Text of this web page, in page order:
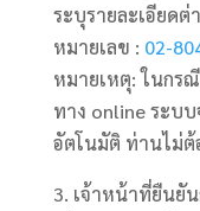
ระบุรายละเอียด
หมายเลข : 02-
หมายเหตุ: ในกร
ทาง online ระบ
อัตโนมัติ ท่านไม่ต้
3. เจ้าหน้าที่ยืนยั